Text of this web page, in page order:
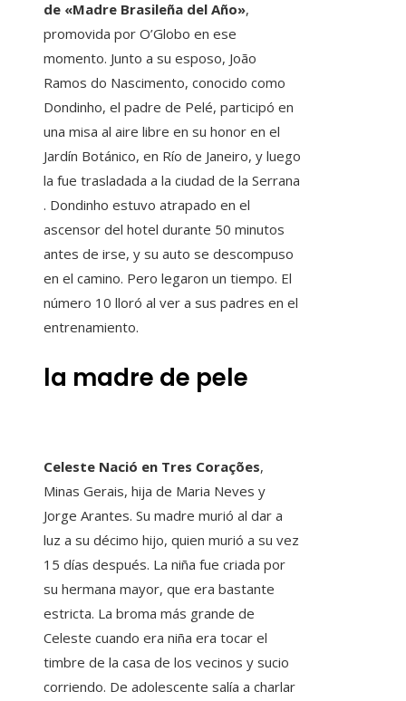
de «Madre Brasileña del Año»,
promovida por O’Globo en ese
momento. Junto a su esposo, João
Ramos do Nascimento, conocido como
Dondinho, el padre de Pelé, participó en
una misa al aire libre en su honor en el
Jardín Botánico, en Río de Janeiro, y luego
la fue trasladada a la ciudad de la Serrana
. Dondinho estuvo atrapado en el
ascensor del hotel durante 50 minutos
antes de irse, y su auto se descompuso
en el camino. Pero legaron un tiempo. El
número 10 lloró al ver a sus padres en el
entrenamiento.
la madre de pele
Celeste Nació en Tres Corações,
Minas Gerais, hija de Maria Neves y
Jorge Arantes. Su madre murió al dar a
luz a su décimo hijo, quien murió a su vez
15 días después. La niña fue criada por
su hermana mayor, que era bastante
estricta. La broma más grande de
Celeste cuando era niña era tocar el
timbre de la casa de los vecinos y sucio
corriendo. De adolescente salía a charlar